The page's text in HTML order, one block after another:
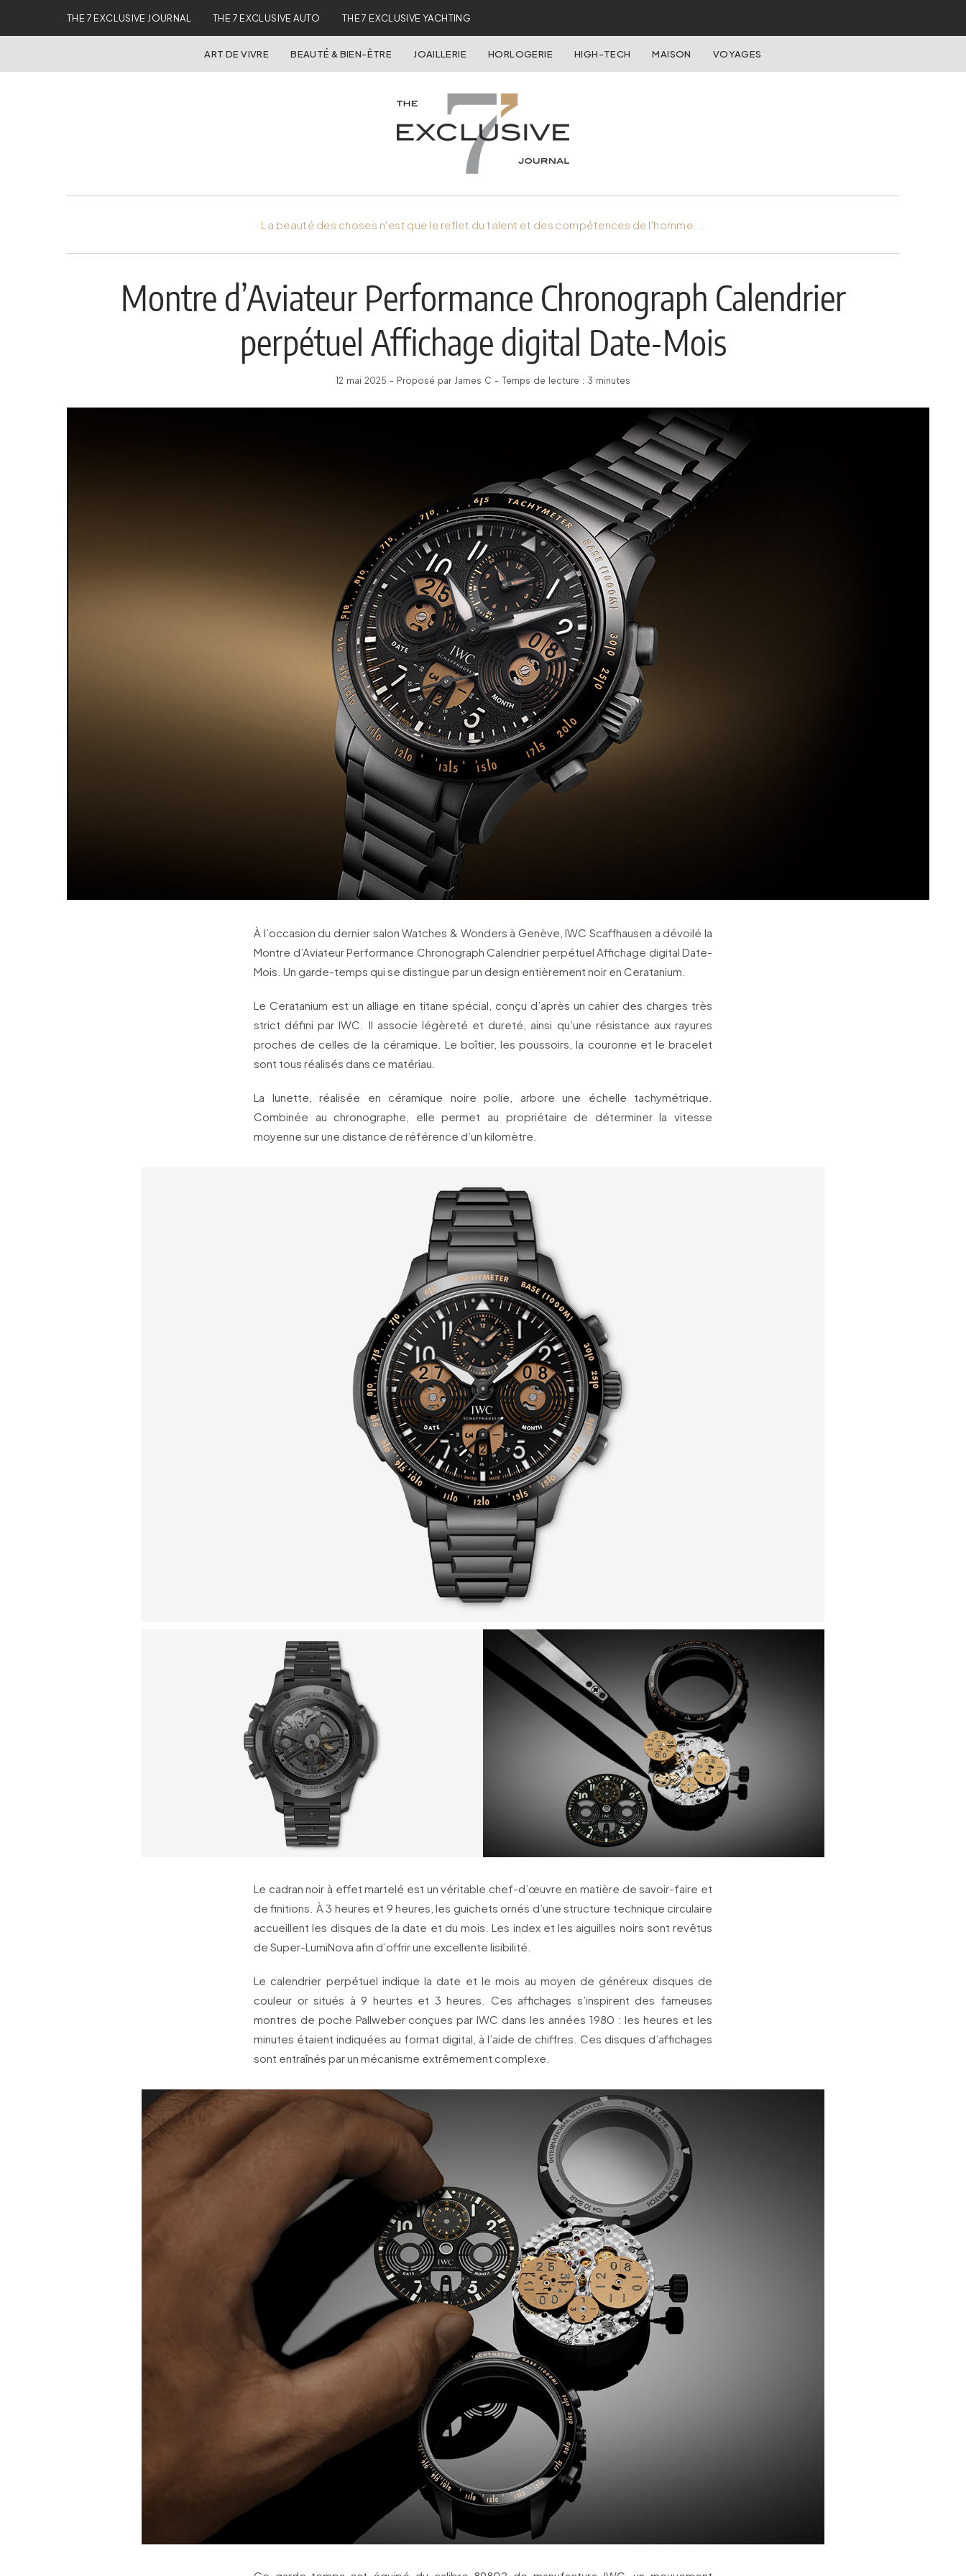
THE 7 EXCLUSIVE JOURNAL THE 7 EXCLUSIVE AUTO THE 7 EXCLUSIVE YACHTING
ART DE VIVRE BEAUTÉ & BIEN-ÊTRE JOAILLERIE HORLOGERIE HIGH-TECH MAISON VOYAGES
La beauté des choses n'est que le reflet du talent et des compétences de l'homme...
Montre d’Aviateur Performance Chronograph Calendrier
perpétuel Affichage digital Date-Mois
12 mai 2025 - Proposé par James C - Temps de lecture : 3 minutes
À l’occasion du dernier salon Watches & Wonders à Genève, IWC Scaffhausen a dévoilé la
Montre d’Aviateur Performance Chronograph Calendrier perpétuel Affichage digital Date-
Mois. Un garde-temps qui se distingue par un design entièrement noir en Ceratanium.
Le Ceratanium est un alliage en titane spécial, conçu d’après un cahier des charges très
strict défini par IWC. Il associe légèreté et dureté, ainsi qu’une résistance aux rayures
proches de celles de la céramique. Le boîtier, les poussoirs, la couronne et le bracelet
sont tous réalisés dans ce matériau.
La lunette, réalisée en céramique noire polie, arbore une échelle tachymétrique.
Combinée au chronographe, elle permet au propriétaire de déterminer la vitesse
moyenne sur une distance de référence d’un kilomètre.
Le cadran noir à effet martelé est un véritable chef-d’œuvre en matière de savoir-faire et
de finitions. À 3 heures et 9 heures, les guichets ornés d’une structure technique circulaire
accueillent les disques de la date et du mois. Les index et les aiguilles noirs sont revêtus
de Super-LumiNova afin d’offrir une excellente lisibilité.
Le calendrier perpétuel indique la date et le mois au moyen de généreux disques de
couleur or situés à 9 heurtes et 3 heures. Ces affichages s’inspirent des fameuses
montres de poche Pallweber conçues par IWC dans les années 1980 : les heures et les
minutes étaient indiquées au format digital, à l’aide de chiffres. Ces disques d’affichages
sont entraînés par un mécanisme extrêmement complexe.